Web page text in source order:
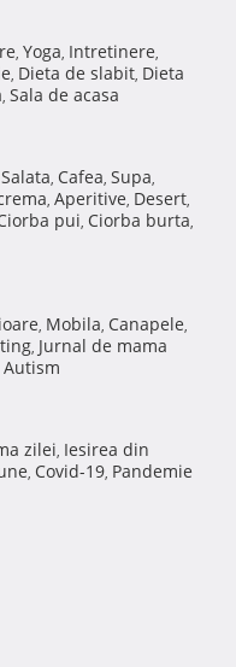
, Yoga, Intretinere,
, Dieta de slabit, Dieta
, Sala de acasa
Salata, Cafea, Supa,
, Aperitive, Desert,
pui, Ciorba burta,
, Mobila, Canapele,
, Jurnal de mama
Autism
zilei, Iesirea din
, Covid-19, Pandemie